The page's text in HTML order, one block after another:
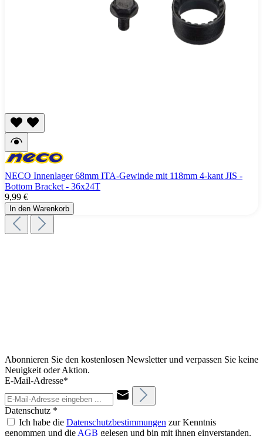
NECO Innenlager 68mm ITA-Gewinde mit 118mm 4-kant JIS -
Bottom Bracket - 36x24T
9,99 €
In den Warenkorb
Abonnieren Sie den kostenlosen Newsletter und verpassen Sie keine
Neuigkeit oder Aktion.
E-Mail-Adresse*
Datenschutz *
Ich habe die Datenschutzbestimmungen zur Kenntnis
genommen und die AGB gelesen und bin mit ihnen einverstanden.